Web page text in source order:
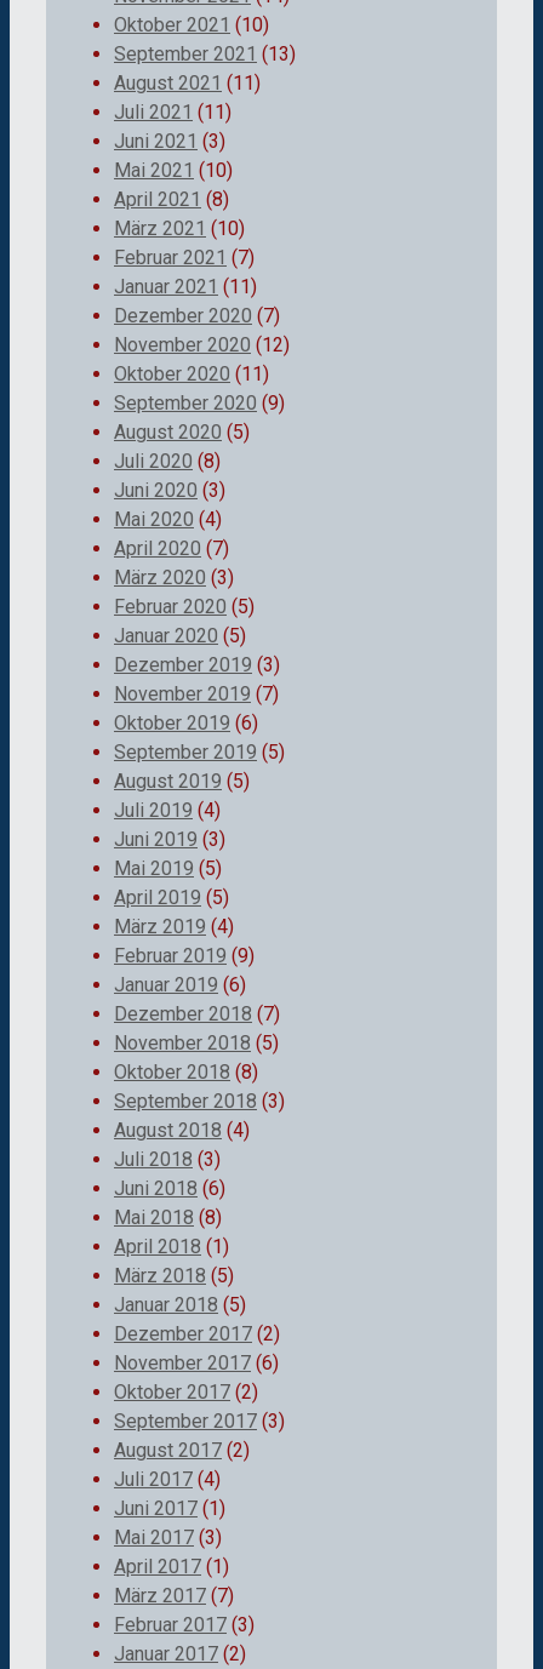
Oktober 2021 (10)
September 2021 (13)
August 2021 (11)
Juli 2021 (11)
Juni 2021 (3)
Mai 2021 (10)
April 2021 (8)
März 2021 (10)
Februar 2021 (7)
Januar 2021 (11)
Dezember 2020 (7)
November 2020 (12)
Oktober 2020 (11)
September 2020 (9)
August 2020 (5)
Juli 2020 (8)
Juni 2020 (3)
Mai 2020 (4)
April 2020 (7)
März 2020 (3)
Februar 2020 (5)
Januar 2020 (5)
Dezember 2019 (3)
November 2019 (7)
Oktober 2019 (6)
September 2019 (5)
August 2019 (5)
Juli 2019 (4)
Juni 2019 (3)
Mai 2019 (5)
April 2019 (5)
März 2019 (4)
Februar 2019 (9)
Januar 2019 (6)
Dezember 2018 (7)
November 2018 (5)
Oktober 2018 (8)
September 2018 (3)
August 2018 (4)
Juli 2018 (3)
Juni 2018 (6)
Mai 2018 (8)
April 2018 (1)
März 2018 (5)
Januar 2018 (5)
Dezember 2017 (2)
November 2017 (6)
Oktober 2017 (2)
September 2017 (3)
August 2017 (2)
Juli 2017 (4)
Juni 2017 (1)
Mai 2017 (3)
April 2017 (1)
März 2017 (7)
Februar 2017 (3)
Januar 2017 (2)